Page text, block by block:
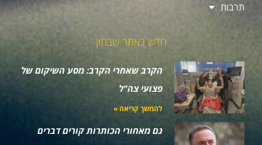
תרבות
חדש באתר שבתון
הקרב שאחרי הקרב: מסע השיקום של
פצועי צה"ל
להמשך קריאה »
גם מאחורי הכותרות קורים דברים